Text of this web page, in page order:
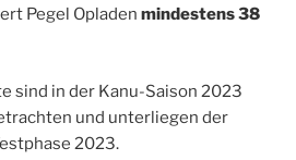
Pegel Opladen mindestens 38
sind in der Kanu-Saison 2023
und unterliegen der
2023.